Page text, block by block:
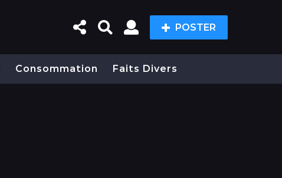
POSTER
Consommation Faits Divers